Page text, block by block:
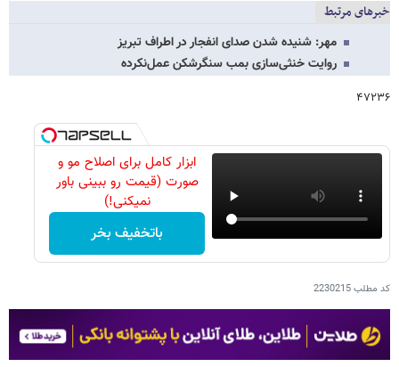
خبرهای مرتبط
مهر: شنیده شدن صدای انفجار در اطراف تبریز
روایت خنثی‌سازی بمب سنگرشکن عمل‌نکرده
۴۷۲۳۶
ابزار کامل برای اصلاح مو و
صورت (قیمت رو ببینی باور
نمیکنی!)
باتخفیف بخر
کد مطلب2230215